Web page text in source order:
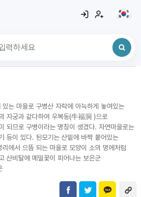
는 마을로 구병산 자락에 아늑하게 놓여있는
자궁과 같다하여 우복동(牛福洞 )으로
되므로 구병이라는 명칭이 생겼다. 자연마을로는
등이 있다. 된모기는 산밑에 바짝 붙어있는
에서 으뜸 되는 마을로 모양이 소의 멍에처럼
산비탈에 메밀꽃이 피어나는 보은군